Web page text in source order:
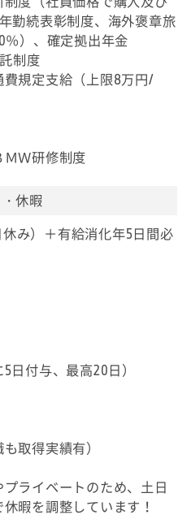
勤続表彰制度、海外褒章旅
）、確定拠出年金
制度
費規定支給（上限8万円/
ＭＷ研修制度
休暇
み）＋有給消化年5日間必
日付与、最高20日）
取得実績有）
ライベートのため、土日
暇を調整しています！